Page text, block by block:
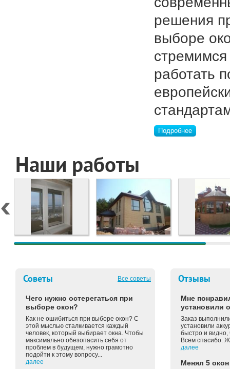
решения
выборе
стремимся
работать
Подробнее
Наши работы
Советы Все советы
Чего нужно остерегаться при
выборе окон?
Как не ошибиться при выборе окон? С
этой мыслью сталкивается каждый
человек, который выбирает окна. Чтобы
максимально обезопасить себя от
проблем в будущем, нужно грамотно
подойти к этому вопросу...
далее
Отзывы
Мне
установили
Заказ
установили
быстро и видно,
Всем спасибо.
далее
Менял 5 окон